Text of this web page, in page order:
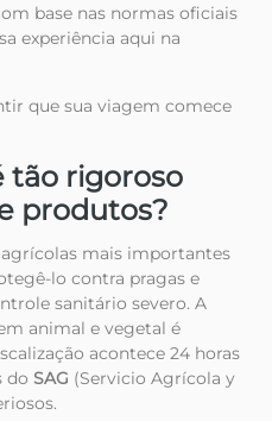
base nas normas oficiais
experiência aqui na
que sua viagem comece
tão rigoroso
produtos?
mais importantes
lo contra pragas e
sanitário severo. A
animal e vegetal é
acontece 24 horas
do SAG (Servicio Agrícola y